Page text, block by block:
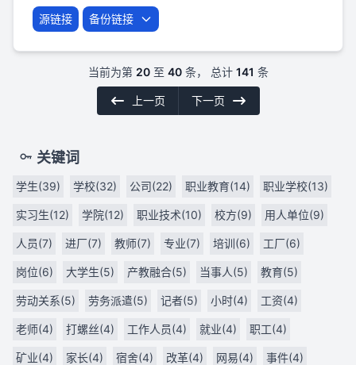
源链接 备份链接
当前为第 20至 40条， 总计 141 条
上一页 下一页
关键词
学生(39) 学校(32) 公司(22) 职业教育(14) 职业学校(13)
实习生(12) 学院(12) 职业技术(10) 校方(9) 用人单位(9)
人员(7) 进厂(7) 教师(7) 专业(7) 培训(6) 工厂(6)
岗位(6) 大学生(5) 产教融合(5) 当事人(5) 教育(5)
劳动关系(5) 劳务派遣(5) 记者(5) 小时(4) 工资(4)
老师(4) 打螺丝(4) 工作人员(4) 就业(4) 职工(4)
矿业(4) 家长(4) 宿舍(4) 改革(4) 网易(4) 事件(4)